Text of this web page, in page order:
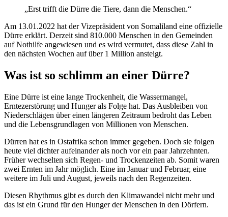
„Erst trifft die Dürre die Tiere, dann die Menschen.“
Am 13.01.2022 hat der Vizepräsident von Somaliland eine offizielle
Dürre erklärt. Derzeit sind 810.000 Menschen in den Gemeinden
auf Nothilfe angewiesen und es wird vermutet, dass diese Zahl in
den nächsten Wochen auf über 1 Million ansteigt.
Was ist so schlimm an einer Dürre?
Eine Dürre ist eine lange Trockenheit, die Wassermangel,
Erntezerstörung und Hunger als Folge hat. Das Ausbleiben von
Niederschlägen über einen längeren Zeitraum bedroht das Leben
und die Lebensgrundlagen von Millionen von Menschen.
Dürren hat es in Ostafrika schon immer gegeben. Doch sie folgen
heute viel dichter aufeinander als noch vor ein paar Jahrzehnten.
Früher wechselten sich Regen- und Trockenzeiten ab. Somit waren
zwei Ernten im Jahr möglich. Eine im Januar und Februar, eine
weitere im Juli und August, jeweils nach den Regenzeiten.
Diesen Rhythmus gibt es durch den Klimawandel nicht mehr und
das ist ein Grund für den Hunger der Menschen in den Dörfern.